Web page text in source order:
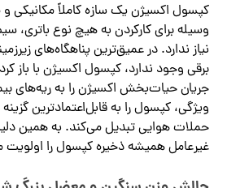
کپسول اکسیژن یک سازه کاملاً
وسیله برای کارکردن به هیچ نوع باتری،
نیاز ندارد. در عمیق‌ترین پناهگاه‌های
برقی وجود ندارد، کپسول اکسیژن با باز
جریان حیات‌بخش اکسیژن را به ریه‌های
ویژگی، کپسول را به قابل‌اعتمادترین
حملات هوایی تبدیل می‌کند. به همین
غیرعامل همیشه ذخیره کپسول را اولویت